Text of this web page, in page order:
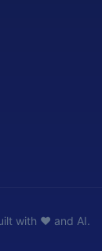
with ❤️ and AI.